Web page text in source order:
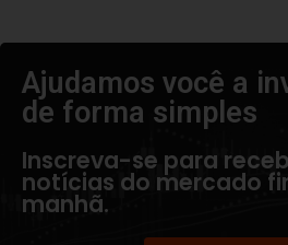
Ajudamos você a
de forma simples​
Inscreva-se para
notícias do mercado
manhã.